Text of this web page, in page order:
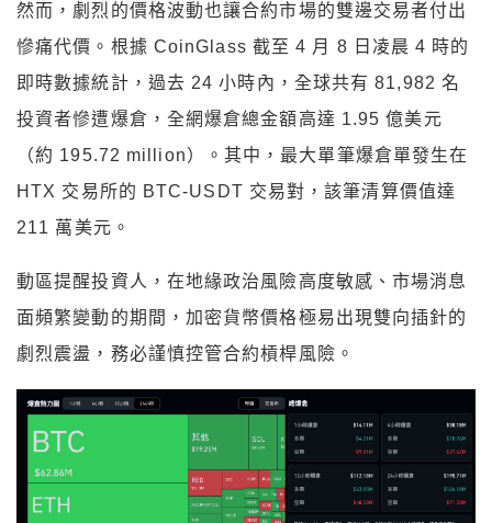
然而，劇烈的價格波動也讓合約市場的雙邊交易者付出
慘痛代價。根據 CoinGlass 截至 4 月 8 日凌晨 4 時的
即時數據統計，過去 24 小時內，全球共有 81,982 名
投資者慘遭爆倉，全網爆倉總金額高達 1.95 億美元
（約 195.72 million）。其中，最大單筆爆倉單發生在
HTX 交易所的 BTC-USDT 交易對，該筆清算價值達
211 萬美元。
動區提醒投資人，在地緣政治風險高度敏感、市場消息
面頻繁變動的期間，加密貨幣價格極易出現雙向插針的
劇烈震盪，務必謹慎控管合約槓桿風險。